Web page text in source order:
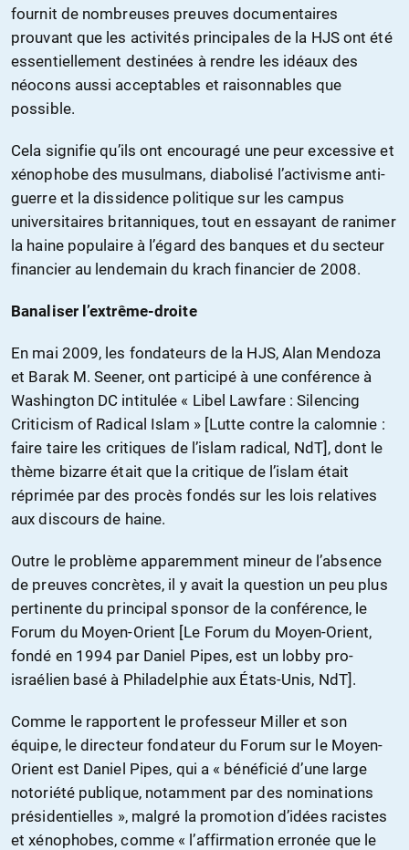
fournit de nombreuses preuves documentaires
prouvant que les activités principales de la HJS ont été
essentiellement destinées à rendre les idéaux des
néocons aussi acceptables et raisonnables que
possible.
Cela signifie qu’ils ont encouragé une peur excessive et
xénophobe des musulmans, diabolisé l’activisme anti-
guerre et la dissidence politique sur les campus
universitaires britanniques, tout en essayant de ranimer
la haine populaire à l’égard des banques et du secteur
financier au lendemain du krach financier de 2008.
Banaliser l’extrême-droite
En mai 2009, les fondateurs de la HJS, Alan Mendoza
et Barak M. Seener, ont participé à une conférence à
Washington DC intitulée « Libel Lawfare : Silencing
Criticism of Radical Islam » [Lutte contre la calomnie :
faire taire les critiques de l’islam radical, NdT], dont le
thème bizarre était que la critique de l’islam était
réprimée par des procès fondés sur les lois relatives
aux discours de haine.
Outre le problème apparemment mineur de l’absence
de preuves concrètes, il y avait la question un peu plus
pertinente du principal sponsor de la conférence, le
Forum du Moyen-Orient [Le Forum du Moyen-Orient,
fondé en 1994 par Daniel Pipes, est un lobby pro-
israélien basé à Philadelphie aux États-Unis, NdT].
Comme le rapportent le professeur Miller et son
équipe, le directeur fondateur du Forum sur le Moyen-
Orient est Daniel Pipes, qui a « bénéficié d’une large
notoriété publique, notamment par des nominations
présidentielles », malgré la promotion d’idées racistes
et xénophobes, comme « l’affirmation erronée que le